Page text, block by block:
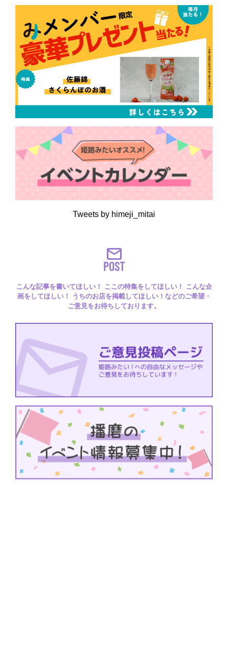
Tweets by himeji_mitai
POST
こんな記事を書いてほしい！ ここの特集をしてほしい！ こんな企
画をしてほしい！ うちのお店を掲載してほしい！などのご希望・
ご意見をお待ちしております。